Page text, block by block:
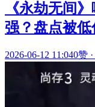
《永劫无间
强？盘点被
2026-06-12 11:040赞 ·